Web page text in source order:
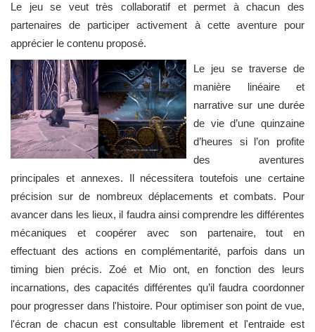
Le jeu se veut très collaboratif et permet à chacun des
partenaires de participer activement à cette aventure pour
apprécier le contenu proposé.
Le jeu se traverse de
manière linéaire et
narrative sur une durée
de vie d’une quinzaine
d’heures si l’on profite
des aventures
principales et annexes. Il nécessitera toutefois une certaine
précision sur de nombreux déplacements et combats. Pour
avancer dans les lieux, il faudra ainsi comprendre les différentes
mécaniques et coopérer avec son partenaire, tout en
effectuant des actions en complémentarité, parfois dans un
timing bien précis. Zoé et Mio ont, en fonction des leurs
incarnations, des capacités différentes qu’il faudra coordonner
pour progresser dans l'histoire. Pour optimiser son point de vue,
l'écran de chacun est consultable librement et l'entraide est